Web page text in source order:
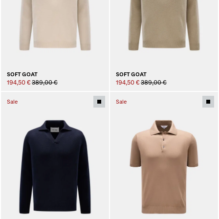
SOFT GOAT
194,50 € 389,00 €
SOFT GOAT
194,50 € 389,00 €
Sale Sale